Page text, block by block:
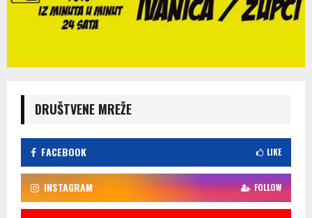
DRUŠTVENE MREŽE
FACEBOOK LIKE
INSTAGRAM FOLLOW